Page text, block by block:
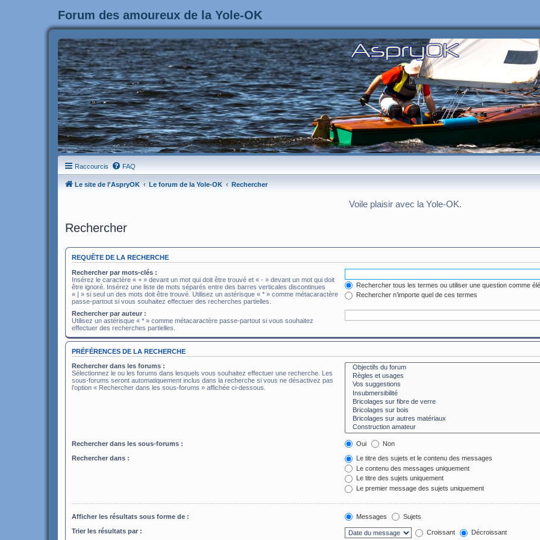
Forum des amoureux de la Yole-OK
Raccourcis FAQ
Le site de l'AspryOK Le forum de la Yole-OK Rechercher
Voile plaisir avec la Yole-OK.
Rechercher
REQUÊTE DE LA RECHERCHE
Rechercher par mots-clés :
Insérez le caractère « + » devant un mot qui doit être trouvé et « - » devant un mot qui doit
être ignoré. Insérez une liste de mots séparés entre des barres verticales discontinues
« | » si seul un des mots doit être trouvé. Utilisez un astérisque « * » comme métacaractère
passe-partout si vous souhaitez effectuer des recherches partielles.
Rechercher tous les termes ou utiliser une question comme
Rechercher n’importe quel de ces termes
Rechercher par auteur :
Utilisez un astérisque « * » comme métacaractère passe-partout si vous souhaitez
effectuer des recherches partielles.
PRÉFÉRENCES DE LA RECHERCHE
Rechercher dans les forums :
Sélectionnez le ou les forums dans lesquels vous souhaitez effectuer une recherche. Les
sous-forums seront automatiquement inclus dans la recherche si vous ne désactivez pas
l’option « Rechercher dans les sous-forums » affichée ci-dessous.
Rechercher dans les sous-forums : Oui Non
Rechercher dans :
Le titre des sujets et le contenu des messages
Le contenu des messages uniquement
Le titre des sujets uniquement
Le premier message des sujets uniquement
Afficher les résultats sous forme de : Messages Sujets
Trier les résultats par : Croissant Décroissant